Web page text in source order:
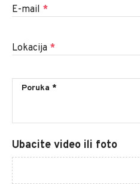
E-mail *
Lokacija *
Ubacite video ili foto